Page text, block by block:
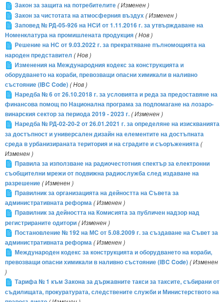
Закон за защита на потребителите( Изменен )
Закон за чистотата на атмосферния въздух( Изменен )
Заповед № РД-05-926 на НСИ от 1.11.2016 г. за утвърждаване на
Номенклатура на промишлената продукция( Нов )
Решение на НС от 9.03.2022 г. за прекратяване пълномощията на
народен представител ( Нов )
Изменения на Международния кодекс за конструкцията и
оборудването на кораби, превозващи опасни химикали в наливно
състояние (IBC Code)( Нов )
Наредба № 6 от 26.10.2018 г. за условията и реда за предоставяне на
финансова помощ по Национална програма за подпомагане на лозаро-
винарския сектор за периода 2019 - 2023 г.( Изменен )
Наредба № РД-02-20-2 от 26.01.2021 г. за определяне на изискванията
за достъпност и универсален дизайн на елементите на достъпната
среда в урбанизираната територия и на сградите и съоръженията(
Изменен )
Правила за използване на радиочестотния спектър за електронни
съобщителни мрежи от подвижна радиослужба след издаване на
разрешение( Изменен )
Правилник за организацията на дейността на Съвета за
административната реформа( Изменен )
Правилник за дейността на Комисията за публичен надзор над
регистрираните одитори( Изменен )
Постановление № 192 на МС от 5.08.2009 г. за създаване на Съвет за
административната реформа( Изменен )
Международен кодекс за конструкцията и оборудването на кораби,
превозващи опасни химикали в наливно състояние (IBC Code)( Изменен
)
Тарифа № 1 към Закона за държавните такси за таксите, събирани от
съдилищата, прокуратурата, следствените служби и Министерството на